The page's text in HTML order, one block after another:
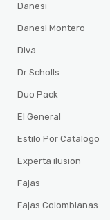
Danesi
Danesi Montero
Diva
Dr Scholls
Duo Pack
El General
Estilo Por Catalogo
Experta ilusion
Fajas
Fajas Colombianas